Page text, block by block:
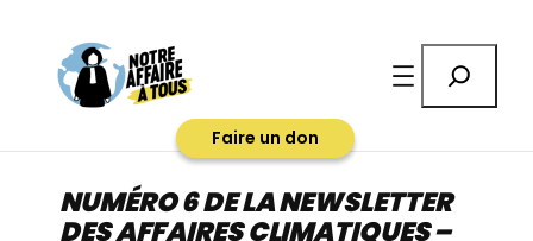
contenu
Faire un don
NUMÉRO 6 DE LA NEWSLETTER
DES AFFAIRES CLIMATIQUES –